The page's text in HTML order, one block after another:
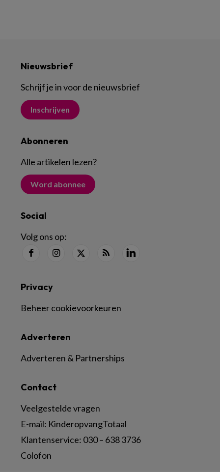
Nieuwsbrief
Schrijf je in voor de nieuwsbrief
Inschrijven
Abonneren
Alle artikelen lezen?
Word abonnee
Social
Volg ons op:
Contact
Veelgestelde vragen
E-mail: KinderopvangTotaal
Klantenservice: 030 – 638 3736
Colofon
Adverteren
Adverteren & Partnerships
Privacy
Beheer cookievoorkeuren